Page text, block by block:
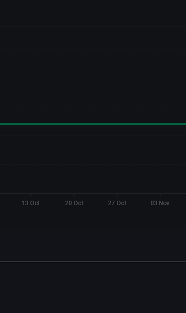
13 Oct 20 Oct 27 Oct 03 Nov